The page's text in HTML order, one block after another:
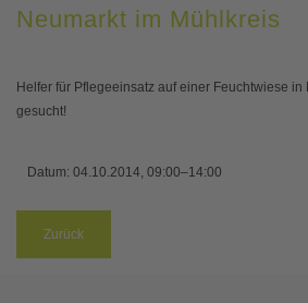
Neumarkt im Mühlkreis
Helfer für Pflegeeinsatz auf einer Feuchtwiese
gesucht!
Datum: 04.10.2014, 09:00–14:00
Zurück